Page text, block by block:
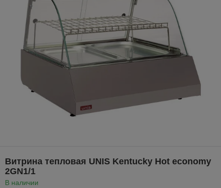
Витрина тепловая UNIS Kentucky Hot economy
2GN1/1
В наличии